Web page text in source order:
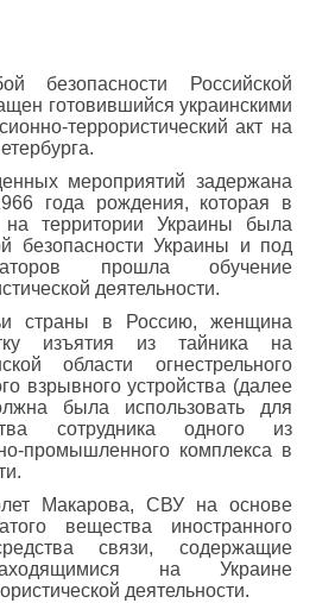
безопасности Российской
готовившийся украинскими
террористический акт на
мероприятий задержана
года рождения, которая в
территории Украины была
безопасности Украины и под
прошла обучение
деятельности.
страны в Россию, женщина
изъятия из тайника на
области огнестрельного
взрывного устройства (далее
была использовать для
сотрудника одного из
промышленного комплекса в
Макарова, СВУ на основе
вещества иностранного
связи, содержащие
на Украине
деятельности.